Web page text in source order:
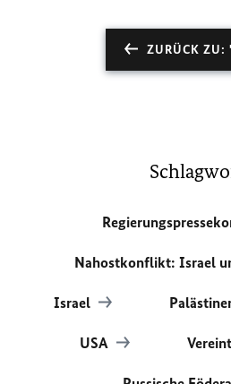
ZURÜCK ZU:
Nahostkonflikt: Israel
Israel
USA